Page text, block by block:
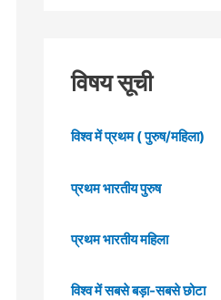
विषय सूची
विश्व में प्रथम ( पुरुष/महिला)
प्रथम भारतीय पुरुष
प्रथम भारतीय महिला
विश्व में सबसे बड़ा-सबसे छोटा